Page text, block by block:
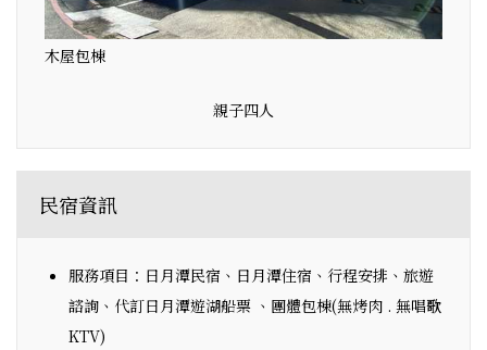
木屋包棟
親子四人
民宿資訊
服務項目：日月潭民宿、日月潭住宿、行程安排、旅遊
諮詢、代訂日月潭遊湖船票 、團體包棟(無烤肉 . 無唱歌
KTV)